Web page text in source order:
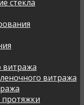
стекла
витража
витража
протяжки